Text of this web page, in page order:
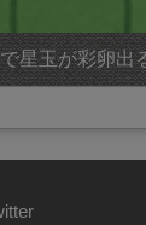
星玉が彩卵出